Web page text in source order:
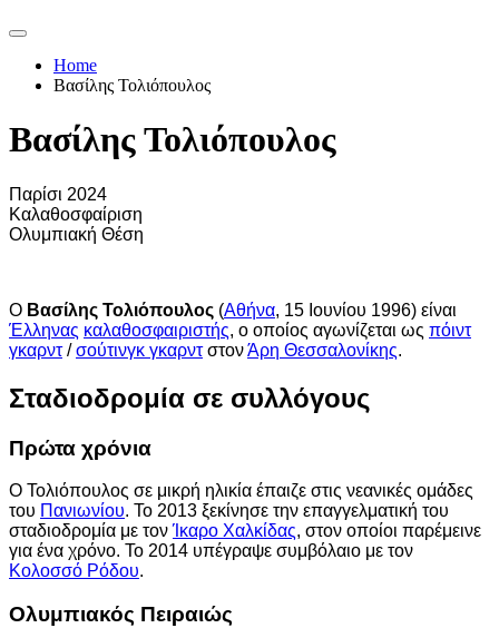
Home
Βασίλης Τολιόπουλος
Βασίλης Τολιόπουλος
Παρίσι 2024
Καλαθοσφαίριση
Ολυμπιακή Θέση
Ο Βασίλης Τολιόπουλος (Αθήνα, 15 Ιουνίου 1996) είναι
Έλληνας καλαθοσφαιριστής, ο οποίος αγωνίζεται ως πόιντ
γκαρντ/σούτινγκ γκαρντστονΆρη Θεσσαλονίκης.
Σταδιοδρομία σε συλλόγους
Πρώτα χρόνια
Ο Τολιόπουλος σε μικρή ηλικία έπαιζε στις νεανικές ομάδες
του Πανιωνίου. Το 2013 ξεκίνησε την επαγγελματική του
σταδιοδρομία με τονΊκαρο Χαλκίδας, στον οποίοι παρέμεινε
για ένα χρόνο. Το 2014 υπέγραψε συμβόλαιο με τον
Κολοσσό Ρόδου.
Ολυμπιακός Πειραιώς